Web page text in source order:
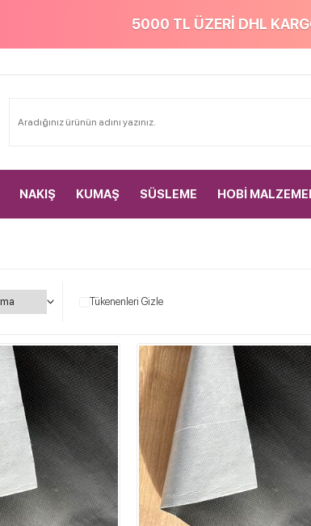
5000 TL ÜZERİ DHL
NAKIŞ KUMAŞ SÜSLEME HOBİ
Tükenenleri Gizle